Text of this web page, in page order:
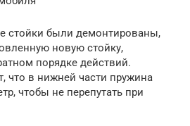
стойки были демонтированы,
новую стойку,
порядке действий.
что в нижней части пружина
чтобы не перепутать при